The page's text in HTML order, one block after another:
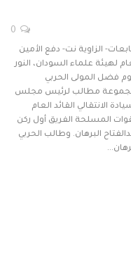
الزاوية نت- دفع الأمين
لهيئة علماء السودان، النور
فضل المولى الحربي
مطالب لرئيس مجلس
الانتقالي القائد العام
المسلحة الفريق أول ركن
البرهان. وطالب الحربي